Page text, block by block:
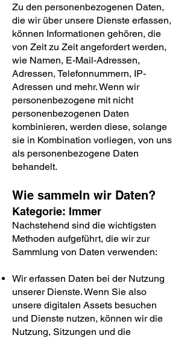
Zu den personenbezogenen Daten,
die wir über unsere Dienste erfassen,
können Informationen gehören, die
von Zeit zu Zeit angefordert werden,
wie Namen, E-Mail-Adressen,
Adressen, Telefonnummern, IP-
Adressen und mehr. Wenn wir
personenbezogene mit nicht
personenbezogenen Daten
kombinieren, werden diese, solange
sie in Kombination vorliegen, von uns
als personenbezogene Daten
behandelt.
Wie sammeln wir Daten?
Kategorie: Immer
Nachstehend sind die wichtigsten
Methoden aufgeführt, die wir zur
Sammlung von Daten verwenden:
Wir erfassen Daten bei der Nutzung
unserer Dienste. Wenn Sie also
unsere digitalen Assets besuchen
und Dienste nutzen, können wir die
Nutzung, Sitzungen und die